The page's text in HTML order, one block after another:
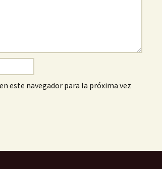
este navegador para la próxima vez